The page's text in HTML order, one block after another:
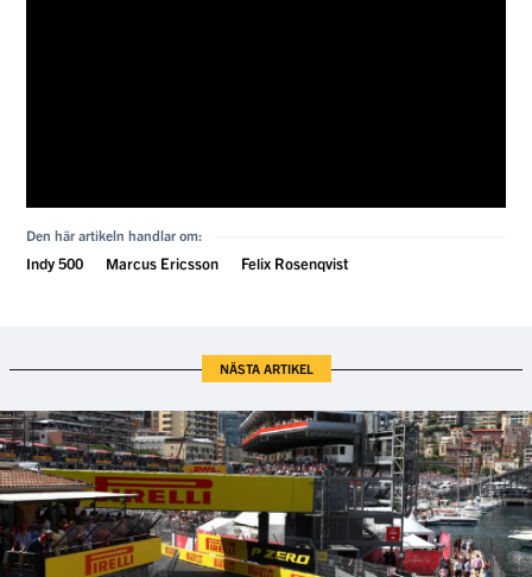
Den här artikeln handlar om:
Indy 500 Marcus Ericsson Felix Rosenqvist
NÄSTA ARTIKEL